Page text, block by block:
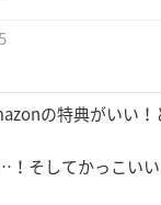
の特典がいい
そしてかっこいい